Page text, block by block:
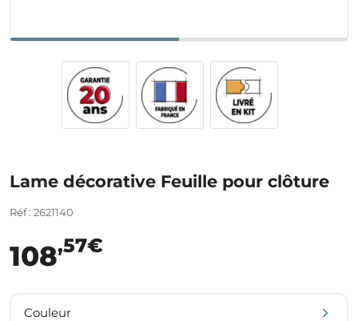
Lame décorative Feuille pour clôture
Réf : 2621140
108,57€
Couleur